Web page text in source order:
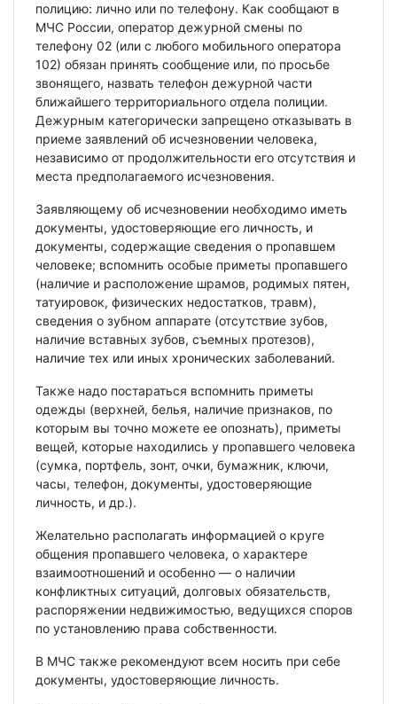
полицию: лично или по телефону. Как сообщают в
МЧС России, оператор дежурной смены по
телефону 02 (или с любого мобильного оператора
102) обязан принять сообщение или, по просьбе
звонящего, назвать телефон дежурной части
ближайшего территориального отдела полиции.
Дежурным категорически запрещено отказывать в
приеме заявлений об исчезновении человека,
независимо от продолжительности его отсутствия и
места предполагаемого исчезновения.
Заявляющему об исчезновении необходимо иметь
документы, удостоверяющие его личность, и
документы, содержащие сведения о пропавшем
человеке; вспомнить особые приметы пропавшего
(наличие и расположение шрамов, родимых пятен,
татуировок, физических недостатков, травм),
сведения о зубном аппарате (отсутствие зубов,
наличие вставных зубов, съемных протезов),
наличие тех или иных хронических заболеваний.
Также надо постараться вспомнить приметы
одежды (верхней, белья, наличие признаков, по
которым вы точно можете ее опознать), приметы
вещей, которые находились у пропавшего человека
(сумка, портфель, зонт, очки, бумажник, ключи,
часы, телефон, документы, удостоверяющие
личность, и др.).
Желательно располагать информацией о круге
общения пропавшего человека, о характере
взаимоотношений и особенно — о наличии
конфликтных ситуаций, долговых обязательств,
распоряжении недвижимостью, ведущихся споров
по установлению права собственности.
В МЧС также рекомендуют всем носить при себе
документы, удостоверяющие личность.